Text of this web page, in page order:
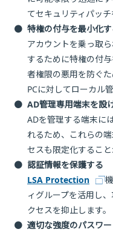
てセキュリティパッチ
● 特権の付与を最小化
アカウントを乗っ取
するために特権の付
者権限の悪用を防ぐ
PCに対してローカル
● AD管理専用端末を設
ADを管理する端末に
れるため、これらの
セスも限定化すること
● 認証情報を保護する
LSA Protection
ィグループを活用し
クセスを抑止します。
● 適切な強度のパスワ